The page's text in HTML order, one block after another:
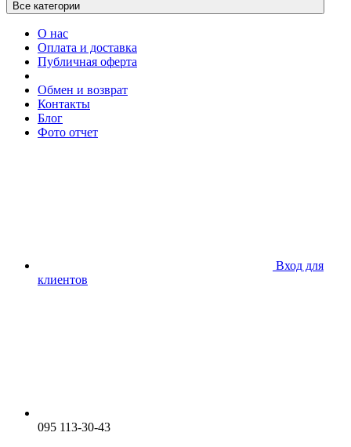
Все категории
О нас
Оплата и доставка
Публичная оферта
Обмен и возврат
Контакты
Блог
Фото отчет
Вход для
клиентов
095 113-30-43